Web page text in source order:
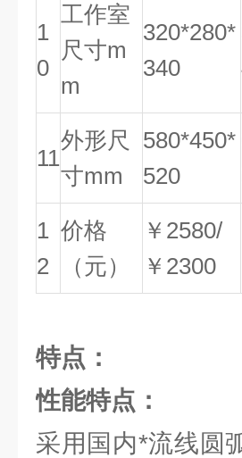
1
0
工作室
尺寸m
m
320*280*
340
11
外形尺
寸mm
580*450*
520
1
2
价格
（元）
￥2580/
￥2300
特点：
性能特点：
采用国内*流线圆